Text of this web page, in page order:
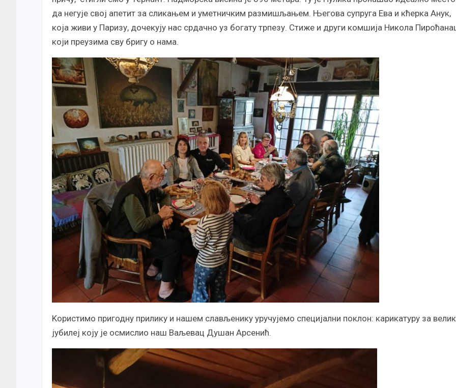
да негује свој апетит за сликањем и уметничким размишљањем. Његова супруга Ева и кћерка Анук,
која живи у Паризу, дочекују нас срдачно уз богату трпезу. Стиже и други комшија Никола
који преузима сву бригу о нама.
Kористимо пригодну прилику и нашем слављенику уручујемо специјални поклон: карикатуру за
јубилеј коју је осмислио наш Ваљевац Душан Арсенић.